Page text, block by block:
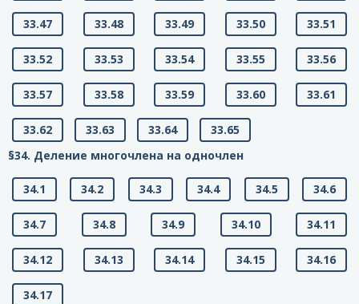
33.47 33.48 33.49 33.50 33.51
33.52 33.53 33.54 33.55 33.56
33.57 33.58 33.59 33.60 33.61
33.62 33.63 33.64
33.65
§34. Деление многочлена на одночлен
34.1 34.2 34.3 34.4 34.5 34.6
34.7 34.8 34.9 34.10 34.11
34.12 34.13 34.14 34.15 34.16
34.17